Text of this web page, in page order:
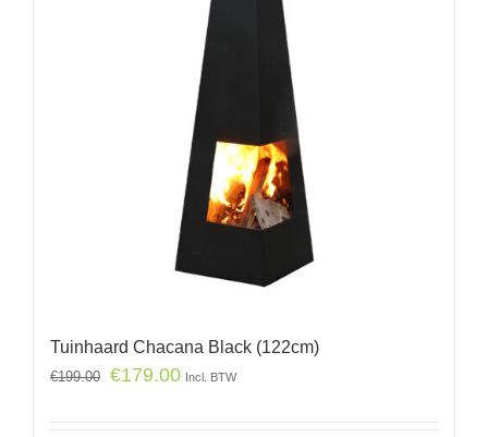
Tuinhaard Chacana Black (122cm)
€199.00 €179.00 Incl. BTW